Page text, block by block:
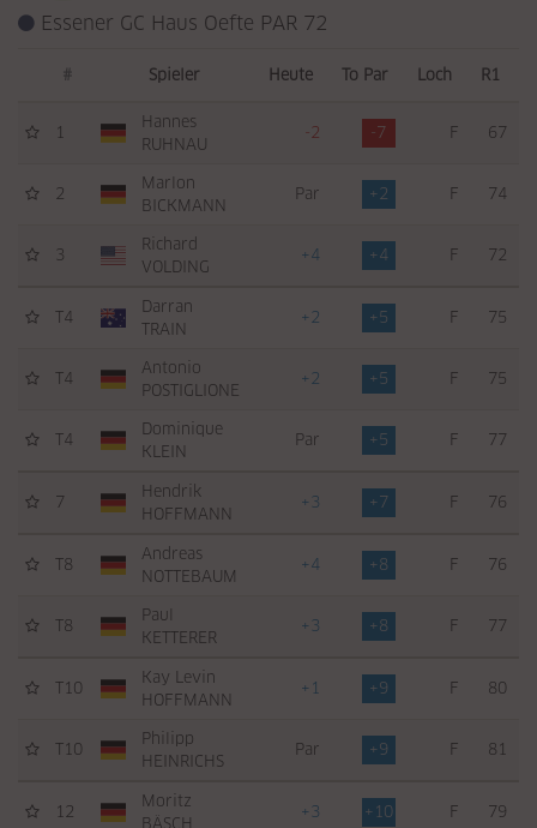
Essener GC Haus Oefte PAR 72
# Spieler Heute To Par Loch R1
1
Hannes
RUHNAU
-2 -7 F 67
2
Marlon
BICKMANN
Par +2 F 74
3
Richard
VOLDING
+4 +4 F 72
T4
Darran
TRAIN
+2 +5 F 75
T4
Antonio
POSTIGLIONE
+2 +5 F 75
T4
Dominique
KLEIN
Par +5 F 77
7
Hendrik
HOFFMANN
+3 +7 F 76
T8
Andreas
NOTTEBAUM
+4 +8 F 76
T8
Paul
KETTERER
+3 +8 F 77
T10
Kay Levin
HOFFMANN
+1 +9 F 80
T10
Philipp
HEINRICHS
Par +9 F 81
12
Moritz
BÄSCH
+3 +10 F 79